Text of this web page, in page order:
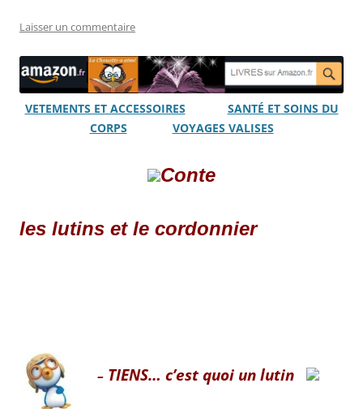
Laisser un commentaire
VETEMENTS ET ACCESSOIRES
SANTÉ ET SOINS DU
CORPS
VOYAGES VALISES
Conte
les lutins et le cordonnier
– TIENS… c’est quoi un lutin